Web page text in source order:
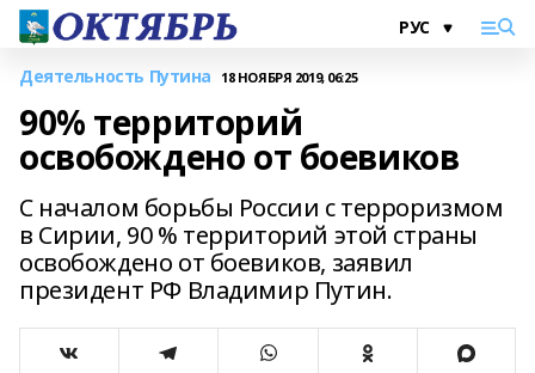
Деятельность Путина 18 НОЯБРЯ 2019, 06:25
90% территорий
освобождено от боевиков
С началом борьбы России с терроризмом
в Сирии, 90 % территорий этой страны
освобождено от боевиков, заявил
президент РФ Владимир Путин.